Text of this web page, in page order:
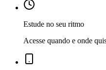
Estude no seu ritmo
Acesse quando e onde